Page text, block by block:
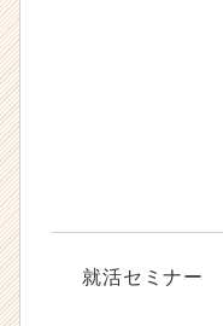
就活セミナー